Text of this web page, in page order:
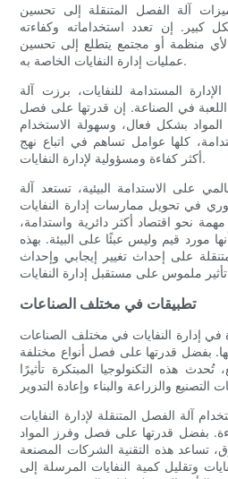
آلة الفصل المتنقلة إلى تحسين
كبير. إن تعدد استخداماته وكفاءته
لأي منظمة أو مجتمع يتطلع إلى تحسين
عمليات إدارة النفايات الخاصة به.
المستدامة للنفايات، برزت آلة
اللعبة في الصناعة. إن قدرتها على فصل
بشكل فعال، وسهولة الاستخدام
كلها عوامل تساهم في اتباع نهج
أكثر كفاءة ومسؤولية لإدارة النفايات.
على الاستدامة البيئية، تستعد آلة
في تحويل ممارسات إدارة النفايات
نحو اقتصاد أكثر دائرية واستدامة،
مورد قيم وليس عبئًا على البيئة. بهذه
على إحداث تغيير إيجابي وإحداث
تطبيقات في مختلف الصناعات
في إدارة النفايات في مختلف الصناعات
بفضل قدرتها على فصل أنواع مختلفة
هذه التكنولوجيا المبتكرة تأثيرًا
آلة الفصل المتنقلة لإدارة النفايات
بفضل قدرتها على فصل وفرز المواد
تساعد هذه التقنية الشركات المصنعة
وتقليل كمية النفايات المرسلة إلى